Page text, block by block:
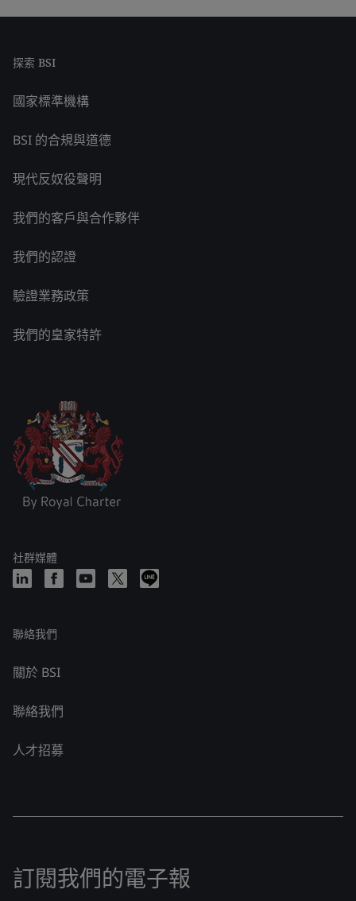
探索 BSI
國家標準機構
BSI 的合規與道德
現代反奴役聲明
我們的客戶與合作夥伴
我們的認證
驗證業務政策
我們的皇家特許
社群媒體
聯絡我們
關於 BSI
聯絡我們
人才招募
訂閱我們的電子報